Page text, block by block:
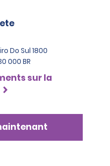
Do Sul 1800
000 BR
sur la